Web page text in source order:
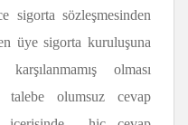
sigorta sözleşmesinden
üye sigorta kuruluşuna
olması
talebe olumsuz cevap